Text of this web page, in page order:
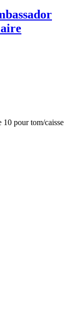
10 pour tom/caisse